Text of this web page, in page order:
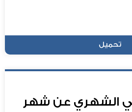
تحميل
الشهري عن شهر